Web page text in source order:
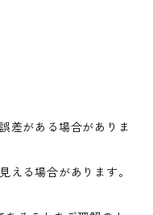
差がある場合がありま
る場合があります。